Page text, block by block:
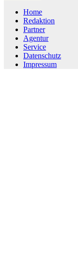
Home
Redaktion
Partner
Agentur
Service
Datenschutz
Impressum